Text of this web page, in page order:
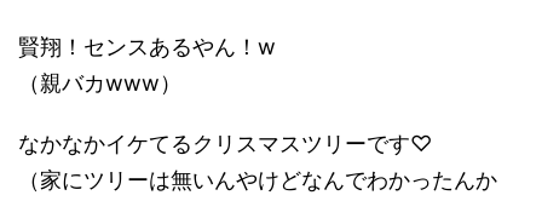
賢翔！センスあるやん！w
（親バカwww）
なかなかイケてるクリスマスツリーです♡
（家にツリーは無いんやけどなんでわかったんか